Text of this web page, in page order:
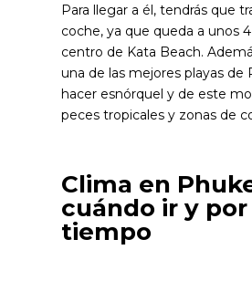
Para llegar a él, tendrás que
coche, ya que queda a unos
centro de Kata Beach.
una de las mejores playas de
hacer esnórquel y de este
peces tropicales y zonas de
Clima en
cuándo ir y
tiempo